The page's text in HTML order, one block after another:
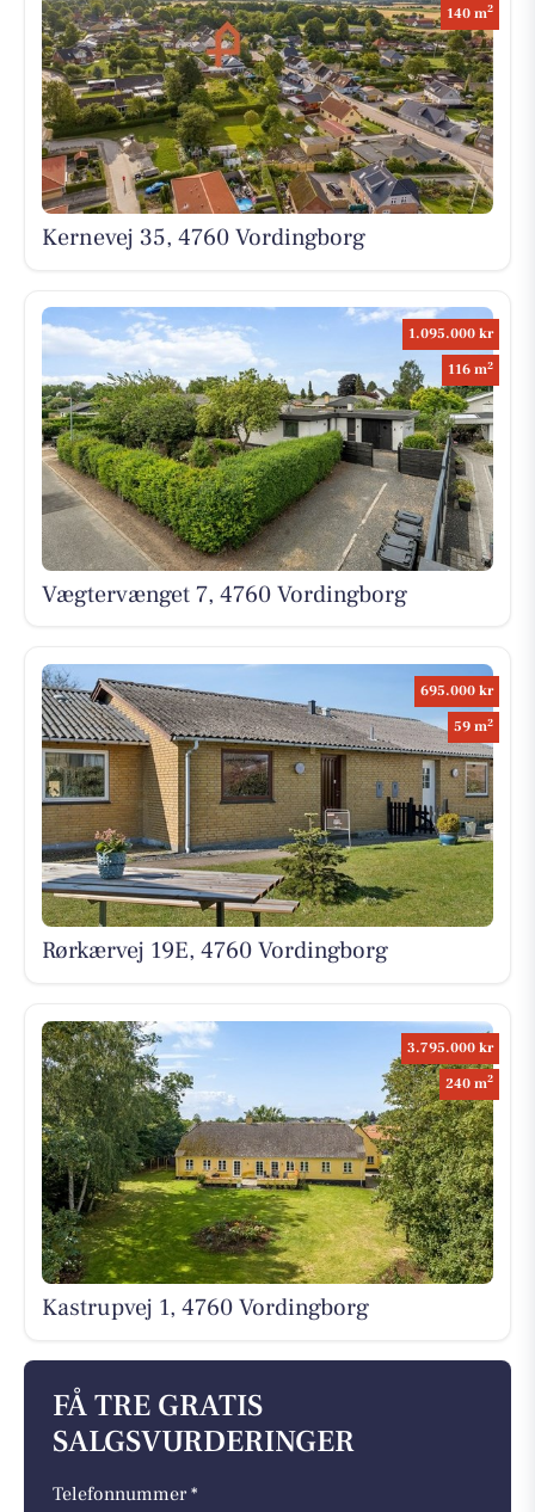
140 m2
Kernevej 35, 4760 Vordingborg
1.095.000 kr
116 m2
Vægtervænget 7, 4760 Vordingborg
695.000 kr
59 m2
Rørkærvej 19E, 4760 Vordingborg
3.795.000 kr
240 m2
Kastrupvej 1, 4760 Vordingborg
FÅ TRE GRATIS
SALGSVURDERINGER
Telefonnummer *